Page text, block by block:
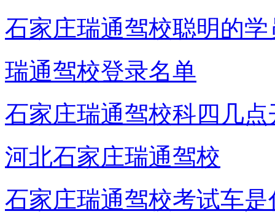
石家庄瑞通驾校聪明的
瑞通驾校登录名单
石家庄瑞通驾校科四几
河北石家庄瑞通驾校
石家庄瑞通驾校考试车是